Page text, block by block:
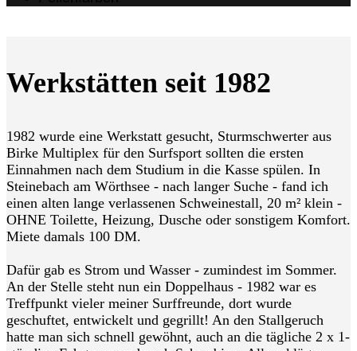
Werkstätten seit 1982
1982 wurde eine Werkstatt gesucht, Sturmschwerter aus
Birke Multiplex für den Surfsport sollten die ersten
Einnahmen nach dem Studium in die Kasse spülen. In
Steinebach am Wörthsee - nach langer Suche - fand ich
einen alten lange verlassenen Schweinestall, 20 m² klein -
OHNE Toilette, Heizung, Dusche oder sonstigem Komfort.
Miete damals 100 DM.
Dafür gab es Strom und Wasser - zumindest im Sommer.
An der Stelle steht nun ein Doppelhaus - 1982 war es
Treffpunkt vieler meiner Surffreunde, dort wurde
geschuftet, entwickelt und gegrillt! An den Stallgeruch
hatte man sich schnell gewöhnt, auch an die tägliche 2 x 1-